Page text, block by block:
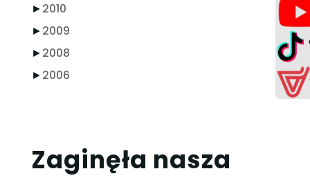
►2010
►2009
►2008
►2006
Zaginęła nasza